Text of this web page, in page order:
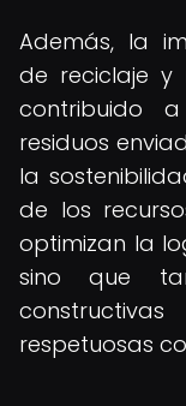
Además, la
de reciclaje y
contribuido
residuos
la
de los
optimizan la
sino que
respetuosas